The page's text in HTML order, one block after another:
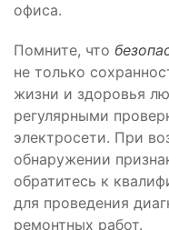
офиса.
Помните, что
не только
жизни и здоровья
регулярными
электросети. При
обнаружении
обратитесь к
для проведения
ремонтных работ.